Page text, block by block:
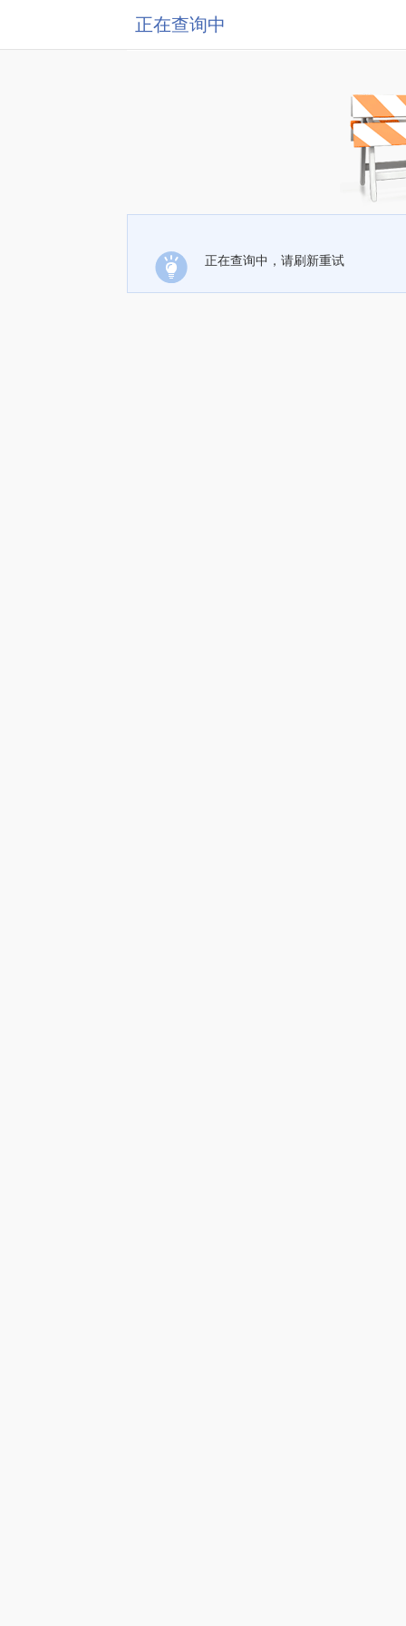
正在查询中
正在查询中，请刷新重试